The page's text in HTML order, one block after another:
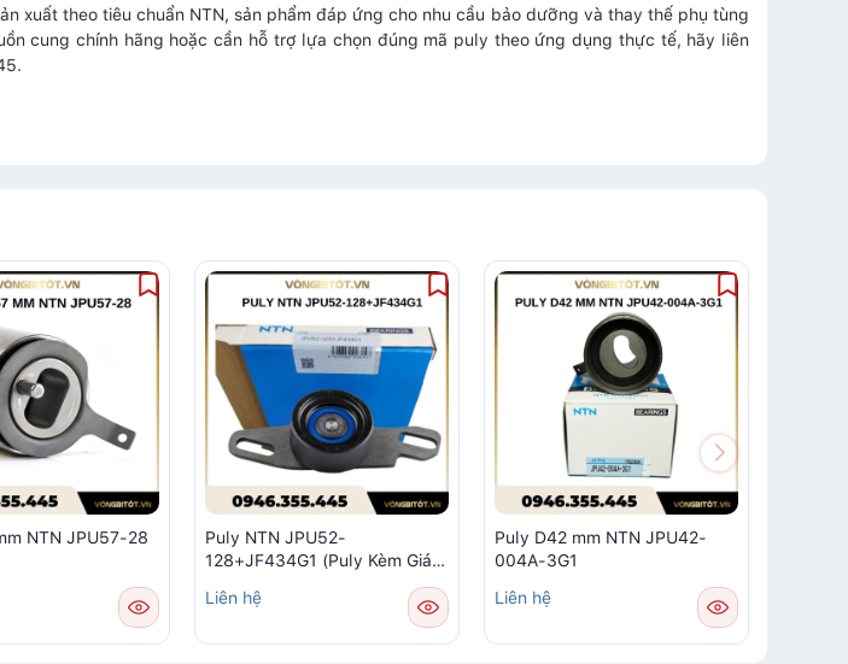
xuất theo tiêu chuẩn NTN, sản phẩm đáp ứng cho nhu cầu bảo dưỡng và thay thế phụ tùng
cung chính hãng hoặc cần hỗ trợ lựa chọn đúng mã puly theo ứng dụng thực tế, hãy liên
NTN JPU57-28
Puly NTN JPU52-
128+JF434G1 (Puly Kèm Giá
Liên hệ
Puly D42 mm NTN JPU42-
004A-3G1
Liên hệ